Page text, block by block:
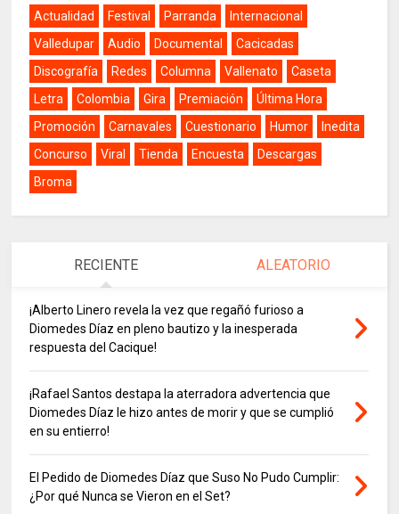
Actualidad
Festival Parranda
Internacional
Valledupar
Audio Documental
Cacicadas
Discografía
Redes Columna Vallenato
Caseta
Letra
Colombia Gira Premiación
Última Hora
Promoción
Carnavales Cuestionario Humor
Inedita
Concurso
Viral Tienda Encuesta
Descargas
Broma
RECIENTE ALEATORIO
¡Alberto Linero revela la vez que regañó furioso a
Diomedes Díaz en pleno bautizo y la inesperada
respuesta del Cacique!
¡Rafael Santos destapa la aterradora advertencia que
Diomedes Díaz le hizo antes de morir y que se cumplió
en su entierro!
El Pedido de Diomedes Díaz que Suso No Pudo Cumplir:
¿Por qué Nunca se Vieron en el Set?